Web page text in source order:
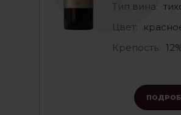
Тип вина:
Цвет:
Крепость: